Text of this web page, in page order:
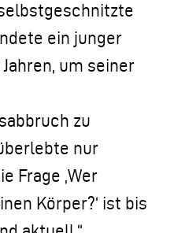
ein junger
um seiner
zu
nur
Frage ,Wer
Körper?‘ ist bis